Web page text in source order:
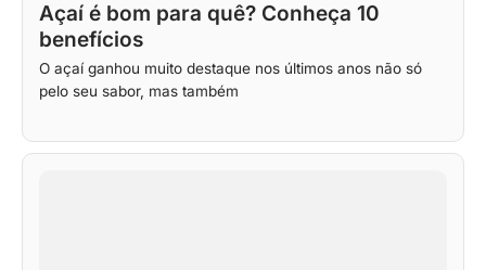
Açaí é bom para quê? Conheça 10
benefícios
O açaí ganhou muito destaque nos últimos anos não só
pelo seu sabor, mas também